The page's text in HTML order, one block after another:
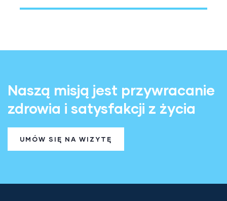
Naszą misją jest przywracanie
zdrowia i satysfakcji z życia
UMÓW SIĘ NA WIZYTĘ